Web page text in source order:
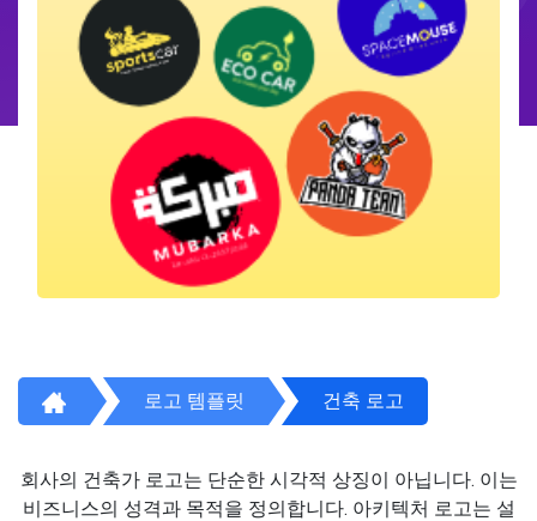
로고 템플릿 건축 로고
회사의 건축가 로고는 단순한 시각적 상징이 아닙니다. 이는
비즈니스의 성격과 목적을 정의합니다. 아키텍처 로고는 설